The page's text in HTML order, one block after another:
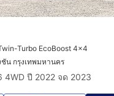
Turbo EcoBoost 4x4
ชัน กรุงเทพมหานคร
4WD ปี 2022 จด 2023